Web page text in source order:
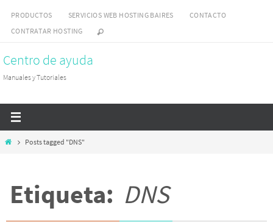
SkipPRODUCTOS SERVICIOS WEB HOSTING BAIRES
CONTACTO
CONTRATAR HOSTING
Centro de ayuda
Manuales y Tutoriales
HomePosts tagged "DNS"
Etiqueta: DNS